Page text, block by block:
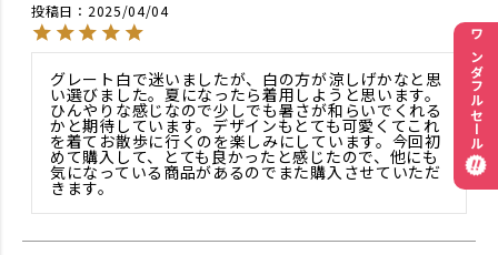
投稿日
2025/04/04
グレート白で迷いましたが、白の方が涼しげかなと思
い選びました。夏になったら着用しようと思います。
ひんやりな感じなので少しでも暑さが和らいでくれる
かと期待しています。デザインもとても可愛くてこれ
を着てお散歩に行くのを楽しみにしています。今回初
めて購入して、とても良かったと感じたので、他にも
気になっている商品があるのでまた購入させていただ
きます。
ワンダフルセール